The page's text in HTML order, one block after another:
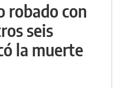
robado con
seis
la muerte